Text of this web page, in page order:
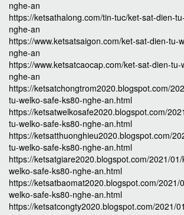
nghe-an
https://ketsathalong.com/tin-tuc/ket-sat-dien-
nghe-an
https://www.ketsatsaigon.com/ket-sat-dien-tu-
nghe-an
https://www.ketsatcaocap.com/ket-sat-dien-
nghe-an
https://ketsatchongtrom2020.blogspot.com/
tu-welko-safe-ks80-nghe-an.html
https://ketsatwelkosafe2020.blogspot.com/
tu-welko-safe-ks80-nghe-an.html
https://ketsatthuonghieu2020.blogspot.com/
tu-welko-safe-ks80-nghe-an.html
https://ketsatgiare2020.blogspot.com/2021/
welko-safe-ks80-nghe-an.html
https://ketsatbaomat2020.blogspot.com/2021/
welko-safe-ks80-nghe-an.html
https://ketsatcongty2020.blogspot.com/2021/